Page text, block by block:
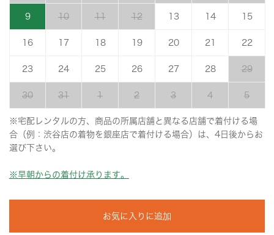
9 10 11 12 13 14 15
16 17 18 19 20 21 22
23 24 25 26 27 28 29
30 31 1 2 3 4 5
※宅配レンタルの方、商品の所属店舗と異なる店舗で着付ける場
合（例：渋谷店の着物を銀座店で着付ける場合）は、4日後からお
選び下さい。
※早朝からの着付け承ります。
お気に入りに追加